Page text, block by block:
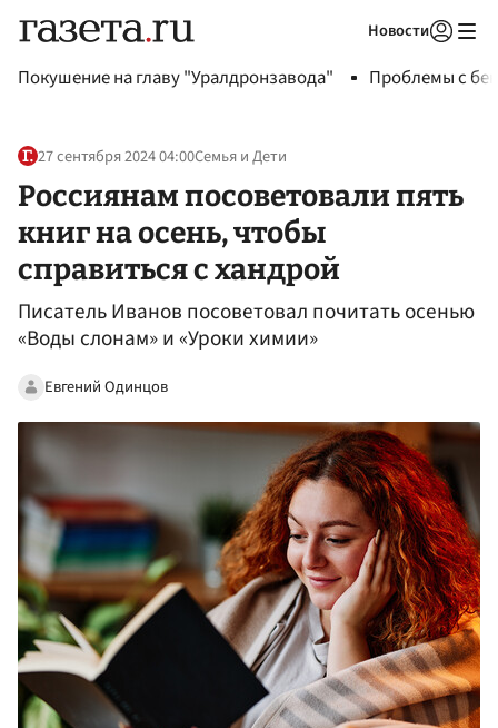
Новости
Покушение на главу "Уралдронзавода" Проблемы с
27 сентября 2024 04:00Семья и Дети
Россиянам посоветовали пять
книг на осень, чтобы
справиться с хандрой
Писатель Иванов посоветовал почитать осенью
«Воды слонам» и «Уроки химии»
Евгений Одинцов